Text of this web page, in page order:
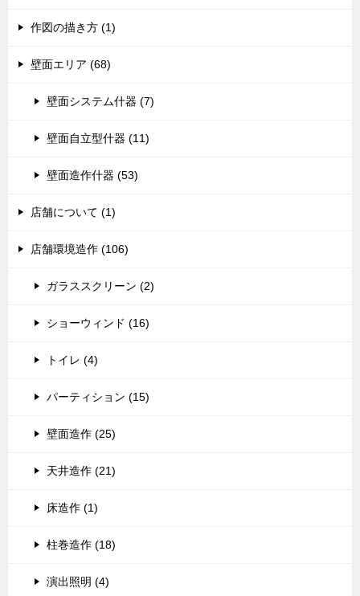
作図の描き方 (1)
壁面エリア (68)
壁面システム什器 (7)
壁面自立型什器 (11)
壁面造作什器 (53)
店舗について (1)
店舗環境造作 (106)
ガラススクリーン (2)
ショーウィンド (16)
トイレ (4)
パーティション (15)
壁面造作 (25)
天井造作 (21)
床造作 (1)
柱巻造作 (18)
演出照明 (4)